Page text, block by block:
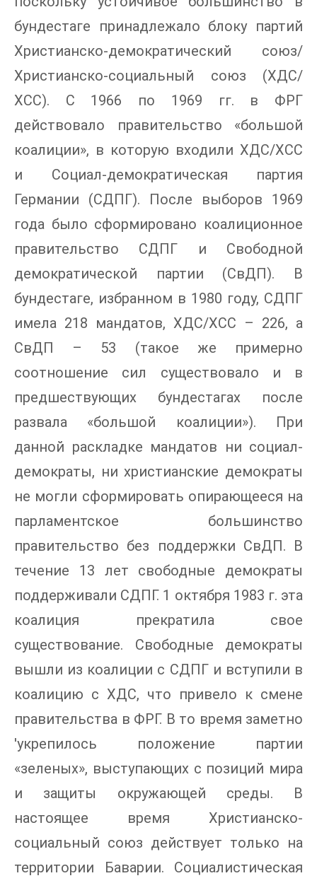
бундестаге принадлежало блоку партий
Христианско-демократический союз/
Христианско-социальный союз (ХДС/
ХСС). С 1966 по 1969 гг. в ФРГ
действовало правительство «большой
коалиции», в которую входили ХДС/ХСС
и Социал-демократическая партия
Германии (СДПГ). После выборов 1969
года было сформировано коалиционное
правительство СДПГ и Свободной
демократической партии (СвДП). В
бундестаге, избранном в 1980 году, СДПГ
имела 218 мандатов, ХДС/ХСС – 226, а
СвДП – 53 (такое же примерно
соотношение сил существовало и в
предшествующих бундестагах после
развала «большой коалиции»). При
данной раскладке мандатов ни социал-
демократы, ни христианские демократы
не могли сформировать опирающееся на
парламентское большинство
правительство без поддержки СвДП. В
течение 13 лет свободные демократы
поддерживали СДПГ. 1 октября 1983 г. эта
коалиция прекратила свое
существование. Свободные демократы
вышли из коалиции с СДПГ и вступили в
коалицию с ХДС, что привело к смене
правительства в ФРГ. В то время заметно
'укрепилось положение партии
«зеленых», выступающих с позиций мира
и защиты окружающей среды. В
настоящее время Христианско-
социальный союз действует только на
территории Баварии. Социалистическая